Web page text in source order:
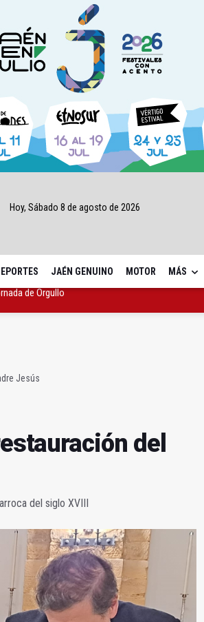
Hoy, Sábado 8 de agosto de 2026
JAÉN GENUINO MOTOR MÁS
Jaén y Sevilla
Jesús
del
del siglo XVIII